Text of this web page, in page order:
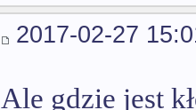
2017-02-27
Ale gdzie jest